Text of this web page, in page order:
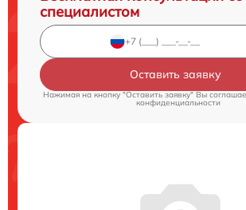
специалистом
Оставить заявку
Нажимая на кнопку "Оставить заявку" Вы
конфиденциальности